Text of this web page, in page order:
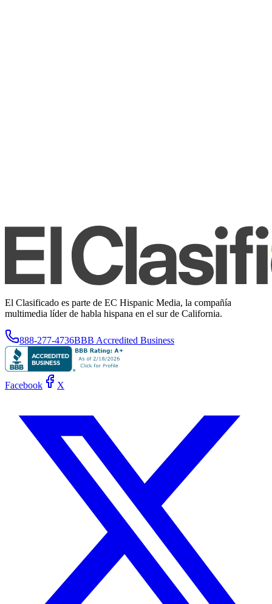
El Clasificado es parte de EC Hispanic Media, la compañía
multimedia líder de habla hispana en el sur de California.
888-277-4736BBB Accredited Business
Facebook X